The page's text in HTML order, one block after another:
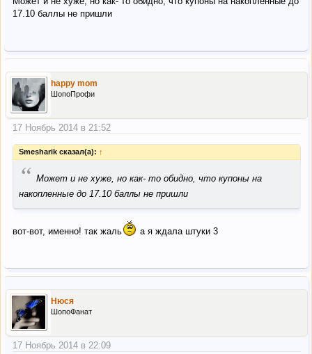
17.10 баллы не пришли
happy mom
ШопоПрофи
17 Ноябрь 2014 в 21:52
Smesharik сказал(а): ↑
“ Может и не хуже, но как- то обидно, что купоны на
накопленные до 17.10 баллы не пришли
вот-вот, именно! так жаль а я ждала штуки 3
Нюся
ШопоФанат
17 Ноябрь 2014 в 22:09